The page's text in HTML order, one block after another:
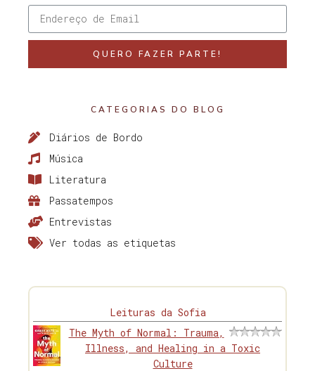
QUERO FAZER PARTE!
CATEGORIAS DO BLOG
Diários de Bordo
Música
Literatura
Passatempos
Entrevistas
Ver todas as etiquetas
Leituras da Sofia
The Myth of Normal: Trauma,
Illness, and Healing in a Toxic
Culture